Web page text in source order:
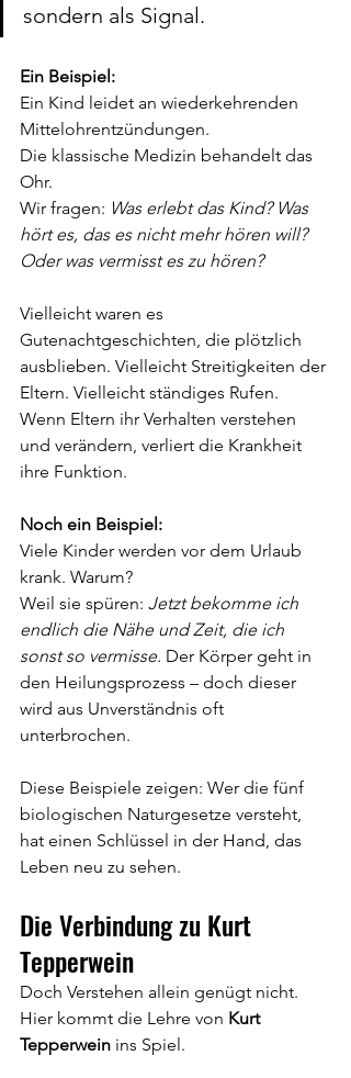
sondern als Signal.
Ein Beispiel:
Ein Kind leidet an wiederkehrenden
Mittelohrentzündungen.
Die klassische Medizin behandelt das
Ohr.
Wir fragen: Was erlebt das Kind? Was
hört es, das es nicht mehr hören will?
Oder was vermisst es zu hören?
Vielleicht waren es
Gutenachtgeschichten, die plötzlich
ausblieben. Vielleicht Streitigkeiten der
Eltern. Vielleicht ständiges Rufen.
Wenn Eltern ihr Verhalten verstehen
und verändern, verliert die Krankheit
ihre Funktion.
Noch ein Beispiel:
Viele Kinder werden vor dem Urlaub
krank. Warum?
Weil sie spüren: Jetzt bekomme ich
endlich die Nähe und Zeit, die ich
sonst so vermisse. Der Körper geht in
den Heilungsprozess – doch dieser
wird aus Unverständnis oft
unterbrochen.
Diese Beispiele zeigen: Wer die fünf
biologischen Naturgesetze versteht,
hat einen Schlüssel in der Hand, das
Leben neu zu sehen.
Die Verbindung zu Kurt
Tepperwein
Doch Verstehen allein genügt nicht.
Hier kommt die Lehre von Kurt
Tepperwein ins Spiel.